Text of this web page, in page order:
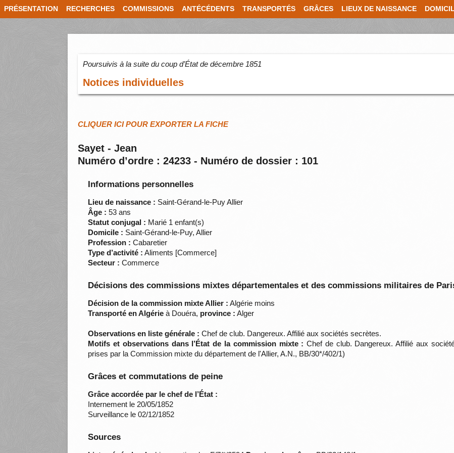
PRÉSENTATION RECHERCHES COMMISSIONS ANTÉCÉDENTS TRANSPORTÉS GRÂCES LIEUX DE NAISSANCE
Poursuivis à la suite du coup d’État de décembre 1851
Notices individuelles
CLIQUER ICI POUR EXPORTER LA FICHE
Sayet - Jean
Numéro d’ordre : 24233 - Numéro de dossier : 101
Informations personnelles
Lieu de naissance : Saint-Gérand-le-Puy Allier
Âge : 53 ans
Statut conjugal : Marié 1 enfant(s)
Domicile : Saint-Gérand-le-Puy, Allier
Profession : Cabaretier
Type d’activité : Aliments [Commerce]
Secteur : Commerce
Décisions des commissions mixtes départementales et des commissions militaires de
Décision de la commission mixte Allier : Algérie moins
Transporté en Algérie à Douéra, province : Alger
Observations en liste générale : Chef de club. Dangereux. Affilié aux sociétés secrètes.
Motifs et observations dans l’État de la commission mixte : Chef de club. Dangereux. Affilié aux
prises par la Commission mixte du département de l'Allier, A.N., BB/30*/402/1)
Grâces et commutations de peine
Grâce accordée par le chef de l’État :
Internement le 20/05/1852
Surveillance le 02/12/1852
Sources